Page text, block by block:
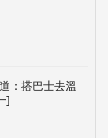
：搭巴士去溫
]